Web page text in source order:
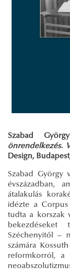
Szabad
önrendelkezés.
Design,
Szabad György
évszázadban,
átalakulás
idézte a
tudta a korszak
bekezdéseket
Széchenyitől –
számára
reformkorról, a